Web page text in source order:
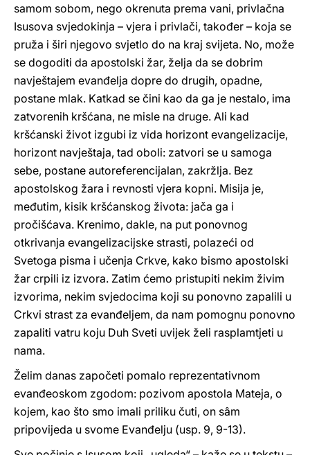
samom sobom, nego okrenuta prema vani, privlačna
Isusova svjedokinja – vjera i privlači, također – koja se
pruža i širi njegovo svjetlo do na kraj svijeta. No, može
se dogoditi da apostolski žar, želja da se dobrim
navještajem evanđelja dopre do drugih, opadne,
postane mlak. Katkad se čini kao da ga je nestalo, ima
zatvorenih kršćana, ne misle na druge. Ali kad
kršćanski život izgubi iz vida horizont evangelizacije,
horizont navještaja, tad oboli: zatvori se u samoga
sebe, postane autoreferencijalan, zakržlja. Bez
apostolskog žara i revnosti vjera kopni. Misija je,
međutim, kisik kršćanskog života: jača ga i
pročišćava. Krenimo, dakle, na put ponovnog
otkrivanja evangelizacijske strasti, polazeći od
Svetoga pisma i učenja Crkve, kako bismo apostolski
žar crpili iz izvora. Zatim ćemo pristupiti nekim živim
izvorima, nekim svjedocima koji su ponovno zapalili u
Crkvi strast za evanđeljem, da nam pomognu ponovno
zapaliti vatru koju Duh Sveti uvijek želi rasplamtjeti u
nama.
Želim danas započeti pomalo reprezentativnom
evanđeoskom zgodom: pozivom apostola Mateja, o
kojem, kao što smo imali priliku čuti, on sâm
pripovijeda u svome Evanđelju (usp. 9, 9-13).